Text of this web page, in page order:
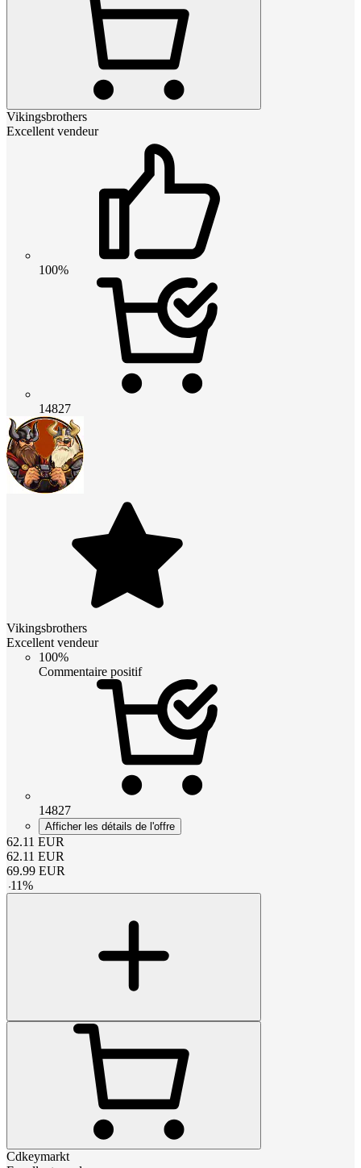
Vikingsbrothers
Excellent vendeur
100%
14827
Vikingsbrothers
Excellent vendeur
100%
Commentaire positif
14827
Afficher les détails de l'offre
62.11 EUR
62.11 EUR
69.99 EUR
-11%
Cdkeymarkt